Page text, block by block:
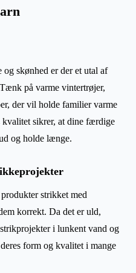
skønhed er der et utal af
på varme vintertrøjer,
der vil holde familier varme
kvalitet sikrer, at dine færdige
og holde længe.
strikket med
korrekt. Da det er uld,
i lunkent vand og
form og kvalitet i mange